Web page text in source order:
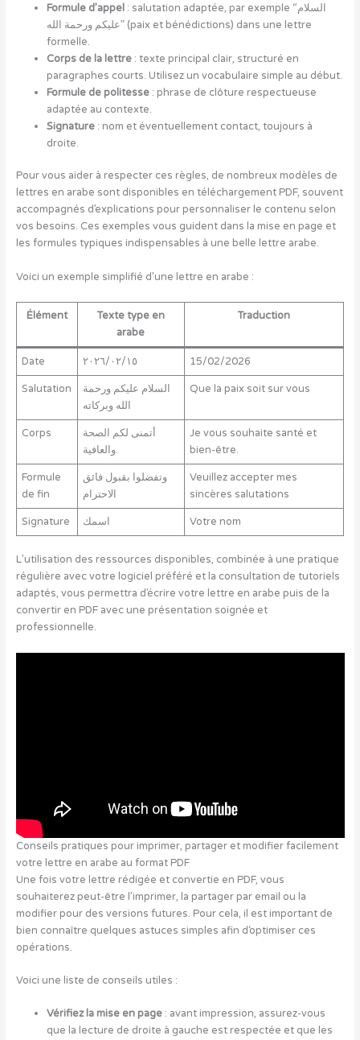
Formule d’appel: salutation adaptée, par exemple “السلام
عليكم ورحمة الله” (paix et bénédictions) dans une lettre
formelle.
Corps de la lettre: texte principal clair, structuré en
paragraphes courts. Utilisez un vocabulaire simple au début.
Formule de politesse: phrase de clôture respectueuse
adaptée au contexte.
Signature: nom et éventuellement contact, toujours à
droite.
Pour vous aider à respecter ces règles, de nombreux modèles de
lettres en arabe sont disponibles en téléchargement PDF, souvent
accompagnés d’explications pour personnaliser le contenu selon
vos besoins. Ces exemples vous guident dans la mise en page et
les formules typiques indispensables à une belle lettre arabe.
Voici un exemple simplifié d’une lettre en arabe :
Élément
Texte type en
arabe
Traduction
Date ٢٠۲٦/٠٢/١٥ 15/02/2026
Salutation
السلام عليكم ورحمة
الله وبركاته
Que la paix soit sur vous
Corps
أتمنى لكم الصحة
والعافية.
Je vous souhaite santé et
bien-être.
Formule
de fin
وتفضلوا بقبول فائق
الاحترام
Veuillez accepter mes
sincères salutations
Signature اسمك Votre nom
L’utilisation des ressources disponibles, combinée à une pratique
régulière avec votre logiciel préféré et la consultation de tutoriels
adaptés, vous permettra d’écrire votre lettre en arabe puis de la
convertir en PDF avec une présentation soignée et
professionnelle.
Conseils pratiques pour imprimer, partager et modifier facilement
votre lettre en arabe au format PDF
Une fois votre lettre rédigée et convertie en PDF, vous
souhaiterez peut-être l’imprimer, la partager par email ou la
modifier pour des versions futures. Pour cela, il est important de
bien connaître quelques astuces simples afin d‘optimiser ces
opérations.
Voici une liste de conseils utiles :
Vérifiez la mise en page: avant impression, assurez-vous
que la lecture de droite à gauche est respectée et que les